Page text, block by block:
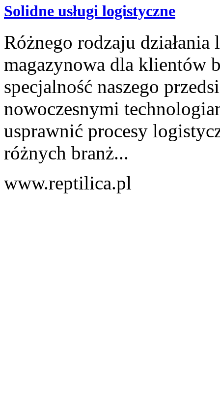
Solidne usługi logistyczne
Różnego rodzaju działania
magazynowa dla klientów
specjalność naszego
nowoczesnymi
usprawnić procesy
różnych branż...
www.reptilica.pl